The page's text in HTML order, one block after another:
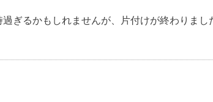
過ぎるかもしれませんが、片付けが終わりま